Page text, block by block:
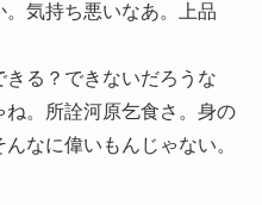
。気持ち悪いなあ。上品
きる？できないだろうな
。所詮河原乞食さ。身の
なに偉いもんじゃない。